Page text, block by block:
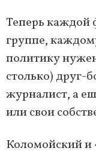
Теперь
группе,
политику
столько) друг-
журналист, а
или свои
Коломойский